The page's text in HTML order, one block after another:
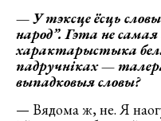
—У тэксце ёсць
народ”. Гэта не самая
характарыстыка
падручніках —
выпадковыя словы?
— Вядома ж, не. Я